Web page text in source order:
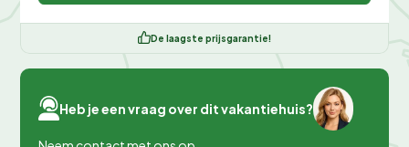
De laagste prijsgarantie!
Heb je een vraag over dit vakantiehuis?